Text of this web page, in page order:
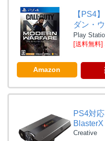
【PS4
ダン・
Play
[送料無料]
Amazon
PS4対
BlasterX
Creative